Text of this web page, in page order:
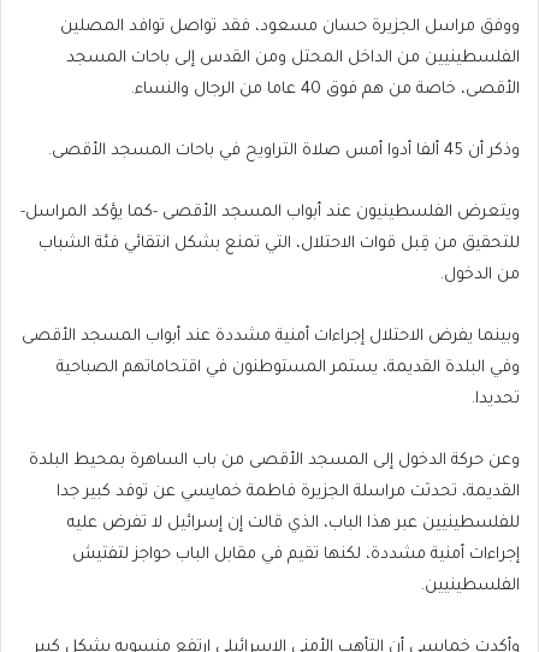
ووفق مراسل الجزيرة حسان مسعود، فقد تواصل توافد المصلين
الفلسطينيين من الداخل المحتل ومن القدس إلى باحات المسجد
الأقصى، خاصة من هم فوق 40 عاما من الرجال والنساء.
وذكر أن 45 ألفا أدوا أمس صلاة التراويح في باحات المسجد الأقصى.
ويتعرض الفلسطينيون عند أبواب المسجد الأقصى -كما يؤكد المراسل-
للتحقيق من قِبل قوات الاحتلال، التي تمنع بشكل انتقائي فئة الشباب
من الدخول.
وبينما يفرض الاحتلال إجراءات أمنية مشددة عند أبواب المسجد الأقصى
وفي البلدة القديمة، يستمر المستوطنون في اقتحاماتهم الصباحية
تحديدا.
وعن حركة الدخول إلى المسجد الأقصى من باب الساهرة بمحيط البلدة
القديمة، تحدثت مراسلة الجزيرة فاطمة خمايسي عن توفد كبير جدا
للفلسطينيين عبر هذا الباب، الذي قالت إن إسرائيل لا تفرض عليه
إجراءات أمنية مشددة، لكنها تقيم في مقابل الباب حواجز لتفتيش
الفلسطينيين.
وأكدت خمايسي أن التأهب الأمني الإسرائيلي ارتفع منسوبه بشكل كبير